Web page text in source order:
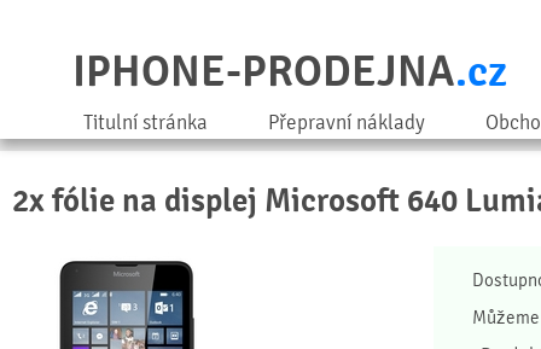
IPHONE-PRODEJNA.cz
Titulní stránka Přepravní náklady
2x fólie na displej Microsoft 640